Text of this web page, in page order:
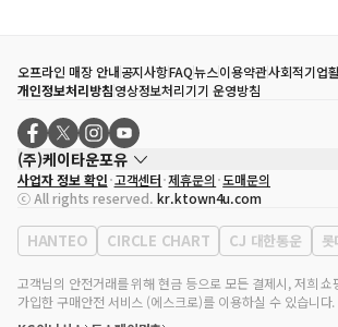
오프라인 매장 안내공지사항FAQ뉴스이용약관사회적기업
개인정보처리방침영상정보처리기기 운영방침
(주)케이타운포유
대표자
송효민
사업자등록번호
120-87-71116
통신판매업 신고번호 제2011-서울강남-02223
대표전화
02-552-9855
사업자 정보 확인 고객센터 제휴문의 도매문의
ⓒ All rights reserved. kr.ktown4u.com
HANTEO CIRCLE CHART CJ 대한통운
고객님의 안전거래를 위해 현금 등으로 모든 결제시, 저희 쇼
가입한 구매안전 서비스 (에스크로)를 이용하실 수 있습니다.